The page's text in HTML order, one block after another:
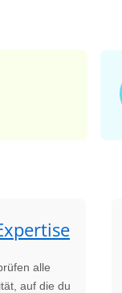
alle
auf die du